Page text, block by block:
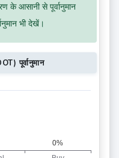
के आसानी से पूर्वानुमान
भी देखें।
पूर्वानुमान